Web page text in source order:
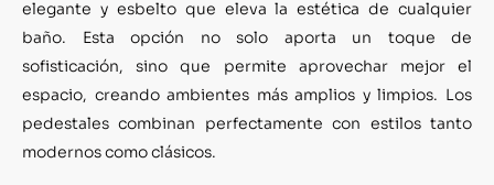
elegante y esbelto que eleva la estética de cualquier
baño. Esta opción no solo aporta un toque de
sofisticación, sino que permite aprovechar mejor el
espacio, creando ambientes más amplios y limpios. Los
pedestales combinan perfectamente con estilos tanto
modernos como clásicos.